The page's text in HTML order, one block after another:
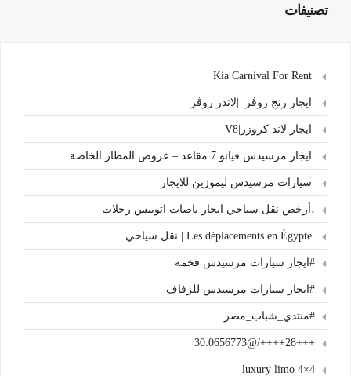
تصنيفات
ايجار رنج روڤر |لاندر روڤر
ايجار لاند كروزر|V8
ايجار مرسيدس فيانو 7 مقاعد – عروض المطار الخاصة
سيارات مرسيدس ليموزين للايجار
،أرخص نقل سياحي ايجار باصات اتوبيس رحلات
.Les déplacements en Égypte | نقل سياحي
#ايجار سيارات مرسيدس فخمه
#ايجار سيارات مرسيدس للزفاف
#منتدي_شباب_مصر
+++28++++/@30.0656773
4×4 luxury limo